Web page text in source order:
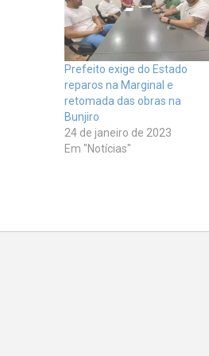
Prefeito exige do Estado
reparos na Marginal e
retomada das obras na
Bunjiro
24 de janeiro de 2023
Em "Notícias"